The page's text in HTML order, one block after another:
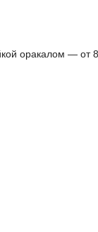
оракалом ― от